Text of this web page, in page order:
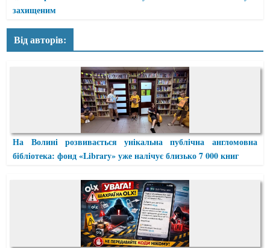
захищеним
Від авторів:
На Волині розвивається унікальна публічна англомовна
бібліотека: фонд «Library» уже налічує близько 7 000 книг